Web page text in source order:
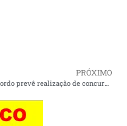
PRÓXIMO
Acordo prevê realização de concurso público para Saúde e criação de Controladoria Municipal em Serrano.